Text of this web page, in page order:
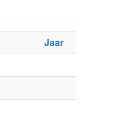
Jaar